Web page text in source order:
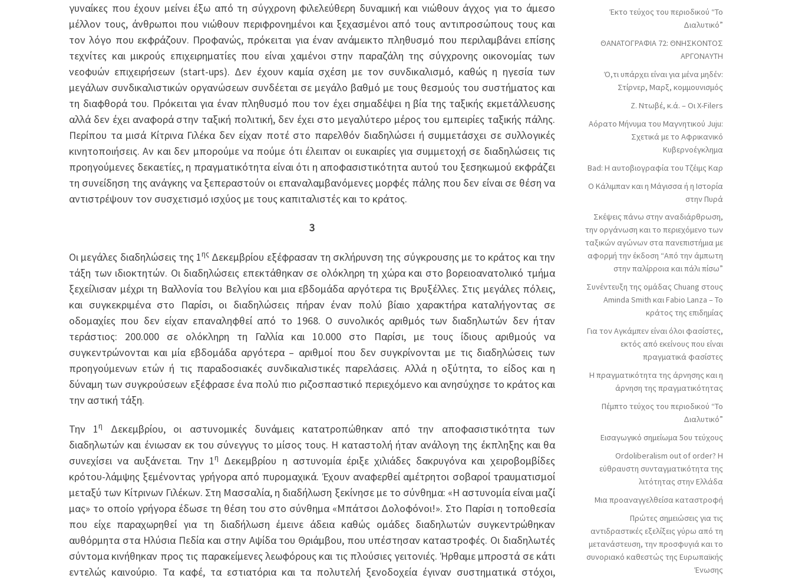
γυναίκες που έχουν μείνει έξω από τη σύγχρονη φιλελεύθερη δυναμική και νιώθουν άγχος για το άμεσο
μέλλον τους, άνθρωποι που νιώθουν περιφρονημένοι και ξεχασμένοι από τους αντιπροσώπους τους και
τον λόγο που εκφράζουν. Προφανώς, πρόκειται για έναν ανάμεικτο πληθυσμό που περιλαμβάνει επίσης
τεχνίτες και μικρούς επιχειρηματίες που είναι χαμένοι στην παραζάλη της σύγχρονης οικονομίας των
νεοφυών επιχειρήσεων (start-ups). Δεν έχουν καμία σχέση με τον συνδικαλισμό, καθώς η ηγεσία των
μεγάλων συνδικαλιστικών οργανώσεων συνδέεται σε μεγάλο βαθμό με τους θεσμούς του συστήματος και
τη διαφθορά του. Πρόκειται για έναν πληθυσμό που τον έχει σημαδέψει η βία της ταξικής εκμετάλλευσης
αλλά δεν έχει αναφορά στην ταξική πολιτική, δεν έχει στο μεγαλύτερο μέρος του εμπειρίες ταξικής πάλης.
Περίπου τα μισά Κίτρινα Γιλέκα δεν είχαν ποτέ στο παρελθόν διαδηλώσει ή συμμετάσχει σε συλλογικές
κινητοποιήσεις. Αν και δεν μπορούμε να πούμε ότι έλειπαν οι ευκαιρίες για συμμετοχή σε διαδηλώσεις τις
προηγούμενες δεκαετίες, η πραγματικότητα είναι ότι η αποφασιστικότητα αυτού του ξεσηκωμού εκφράζει
τη συνείδηση της ανάγκης να ξεπεραστούν οι επαναλαμβανόμενες μορφές πάλης που δεν είναι σε θέση να
αντιστρέψουν τον συσχετισμό ισχύος με τους καπιταλιστές και το κράτος.
3
Οι μεγάλες διαδηλώσεις της 1ης Δεκεμβρίου εξέφρασαν τη σκλήρυνση της σύγκρουσης με το κράτος και την
τάξη των ιδιοκτητών. Οι διαδηλώσεις επεκτάθηκαν σε ολόκληρη τη χώρα και στο βορειοανατολικό τμήμα
ξεχείλισαν μέχρι τη Βαλλονία του Βελγίου και μια εβδομάδα αργότερα τις Βρυξέλλες. Στις μεγάλες πόλεις,
και συγκεκριμένα στο Παρίσι, οι διαδηλώσεις πήραν έναν πολύ βίαιο χαρακτήρα καταλήγοντας σε
οδομαχίες που δεν είχαν επαναληφθεί από το 1968. Ο συνολικός αριθμός των διαδηλωτών δεν ήταν
τεράστιος: 200.000 σε ολόκληρη τη Γαλλία και 10.000 στο Παρίσι, με τους ίδιους αριθμούς να
συγκεντρώνονται και μία εβδομάδα αργότερα – αριθμοί που δεν συγκρίνονται με τις διαδηλώσεις των
προηγούμενων ετών ή τις παραδοσιακές συνδικαλιστικές παρελάσεις. Αλλά η οξύτητα, το είδος και η
δύναμη των συγκρούσεων εξέφρασε ένα πολύ πιο ριζοσπαστικό περιεχόμενο και ανησύχησε το κράτος και
την αστική τάξη.
Την 1η
Δεκεμβρίου, οι αστυνομικές δυνάμεις κατατροπώθηκαν από την αποφασιστικότητα των
διαδηλωτών και ένιωσαν εκ του σύνεγγυς το μίσος τους. Η καταστολή ήταν ανάλογη της έκπληξης και θα
συνεχίσει να αυξάνεται. Την 1η
Δεκεμβρίου η αστυνομία έριξε χιλιάδες δακρυγόνα και χειροβομβίδες
κρότου-λάμψης ξεμένοντας γρήγορα από πυρομαχικά. Έχουν αναφερθεί αμέτρητοι σοβαροί τραυματισμοί
μεταξύ των Κίτρινων Γιλέκων. Στη Μασσαλία, η διαδήλωση ξεκίνησε με το σύνθημα: «Η αστυνομία είναι μαζί
μας» το οποίο γρήγορα έδωσε τη θέση του στο σύνθημα «Μπάτσοι Δολοφόνοι!». Στο Παρίσι η τοποθεσία
που είχε παραχωρηθεί για τη διαδήλωση έμεινε άδεια καθώς ομάδες διαδηλωτών συγκεντρώθηκαν
αυθόρμητα στα Ηλύσια Πεδία και στην Αψίδα του Θριάμβου, που υπέστησαν καταστροφές. Οι διαδηλωτές
σύντομα κινήθηκαν προς τις παρακείμενες λεωφόρους και τις πλούσιες γειτονιές. Ήρθαμε μπροστά σε κάτι
εντελώς καινούριο. Τα καφέ, τα εστιατόρια και τα πολυτελή ξενοδοχεία έγιναν συστηματικά στόχοι,
Έκτο τεύχος του περιοδικού “Το
Διαλυτικό”
ΘΑΝΑΤΟΓΡΑΦΙΑ 72: ΘΝΗΣΚΟΝΤOΣ
ΑΡΓΟΝΑΥΤΗ
Ό,τι υπάρχει είναι για μένα μηδέν:
Στίρνερ, Μαρξ, κομμουνισμός
Ζ. Ντωβέ, κ.ά. – Οι X-Filers
Αόρατο Μήνυμα του Μαγνητικού Juju:
Σχετικά με το Αφρικανικό
Κυβερνοέγκλημα
Bad: Η αυτοβιογραφία του Τζέιμς Καρ
Ο Κάλιμπαν και η Μάγισσα ή η Ιστορία
στην Πυρά
Σκέψεις πάνω στην αναδιάρθρωση,
την οργάνωση και το περιεχόμενο των
ταξικών αγώνων στα πανεπιστήμια με
αφορμή την έκδοση “Από την άμπωτη
στην παλίρροια και πάλι πίσω”
Συνέντευξη της ομάδας Chuang στους
Aminda Smith και Fabio Lanza – Το
κράτος της επιδημίας
Για τον Αγκάμπεν είναι όλοι φασίστες,
εκτός από εκείνους που είναι
πραγματικά φασίστες
Η πραγματικότητα της άρνησης και η
άρνηση της πραγματικότητας
Πέμπτο τεύχος του περιοδικού “Το
Διαλυτικό”
Εισαγωγικό σημείωμα 5ου τεύχους
Ordoliberalism out of order? Η
εύθραυστη συνταγματικότητα της
λιτότητας στην Ελλάδα
Μια προαναγγελθείσα καταστροφή
Πρώτες σημειώσεις για τις
αντιδραστικές εξελίξεις γύρω από τη
μετανάστευση, την προσφυγιά και το
συνοριακό καθεστώς της Ευρωπαϊκής
Ένωσης